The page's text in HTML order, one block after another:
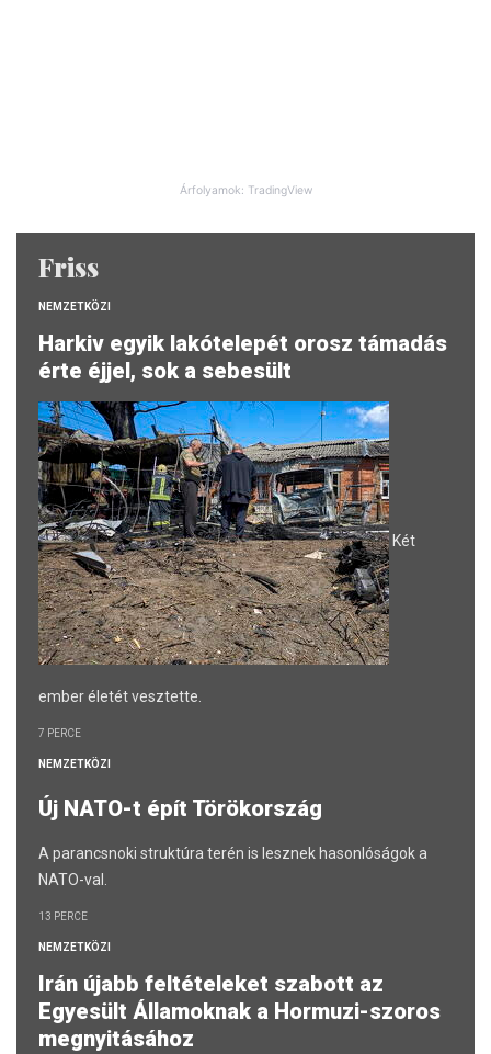
Árfolyamok: TradingView
Friss
NEMZETKÖZI
Harkiv egyik lakótelepét orosz támadás
érte éjjel, sok a sebesült
Két
ember életét vesztette.
7 PERCE
NEMZETKÖZI
Új NATO-t épít Törökország
A parancsnoki struktúra terén is lesznek hasonlóságok a
NATO-val.
13 PERCE
NEMZETKÖZI
Irán újabb feltételeket szabott az
Egyesült Államoknak a Hormuzi-szoros
megnyitásához